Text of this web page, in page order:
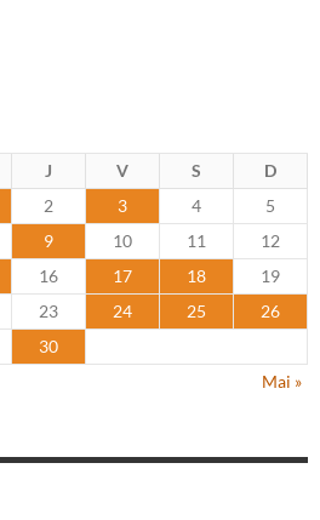
J V S
D
2 3 4
5
9 10 11
12
16 17 18
19
23 24 25
26
30
Mai »